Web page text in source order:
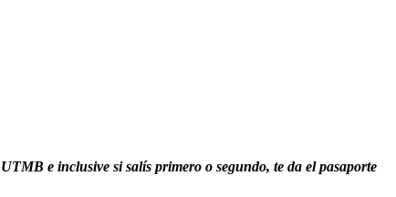
e inclusive si salís primero o segundo, te da el pasaporte